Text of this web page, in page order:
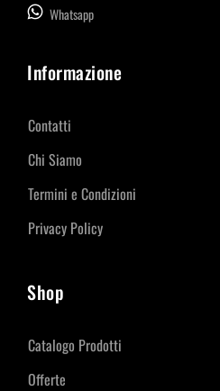
Whatsapp
Informazione
Contatti
Chi Siamo
Termini e Condizioni
Privacy Policy
Shop
Catalogo Prodotti
Offerte